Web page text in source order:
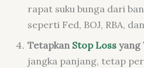
rapat suku bunga dari
seperti Fed, BOJ, RBA,
Tetapkan Stop Lossyang
jangka panjang, tetap